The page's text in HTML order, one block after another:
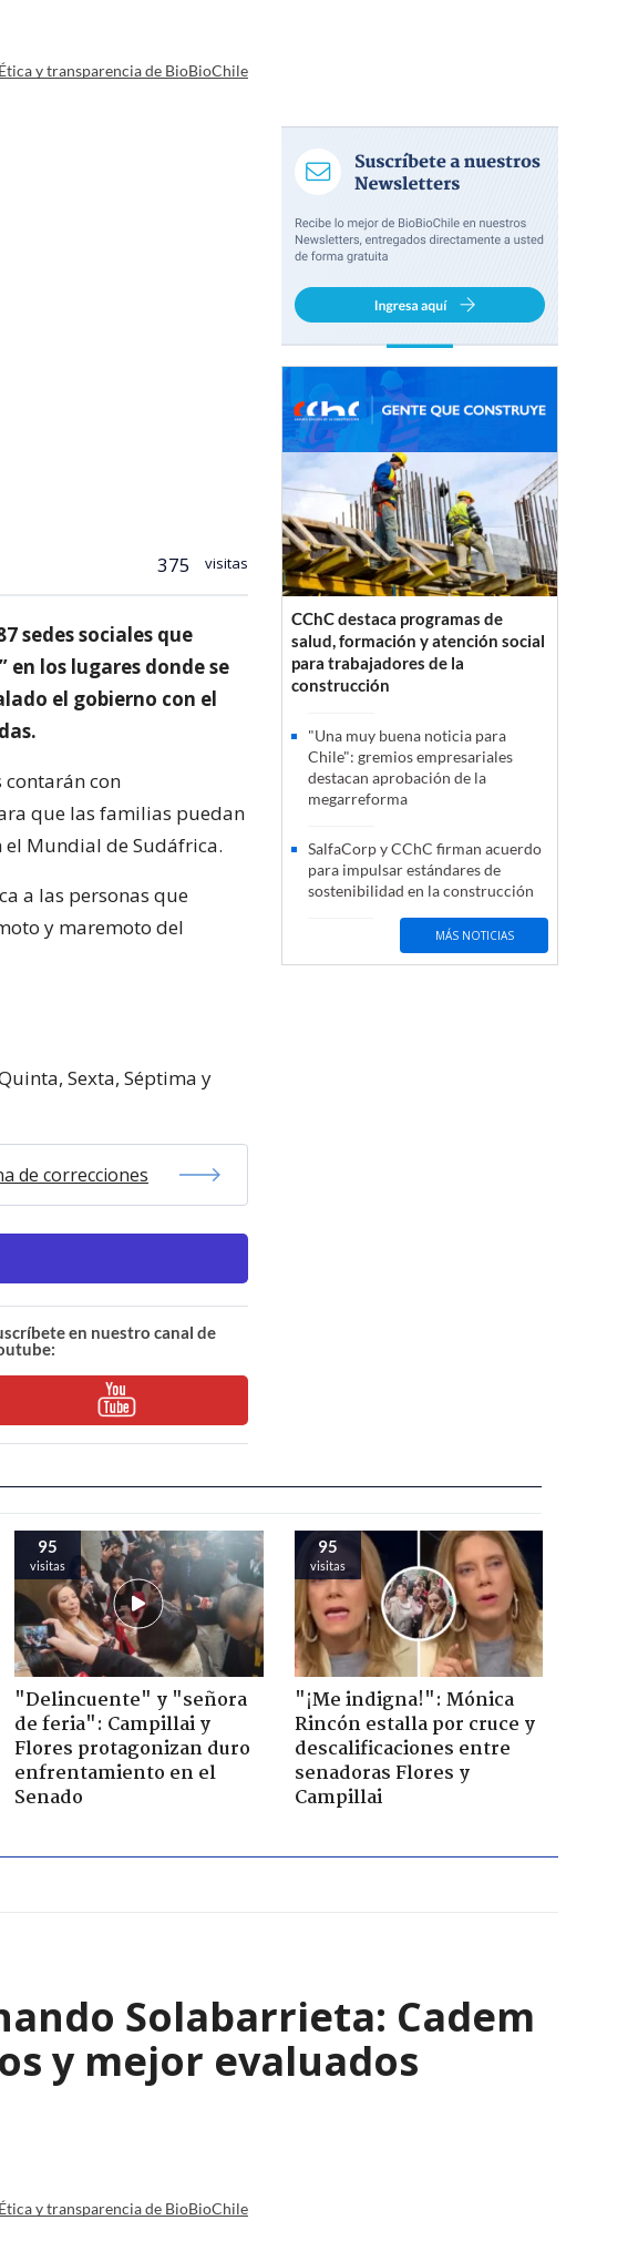
Ética y transparencia de BioBioChile
375 visitas
sedes sociales que
en los lugares donde se
el gobierno con el
contarán con
que las familias puedan
el Mundial de Sudáfrica.
a las personas que
y maremoto del
Sexta, Séptima y
de correcciones
en nuestro canal de
CChC destaca programas de
salud, formación y atención social
para trabajadores de la
construcción
"Una muy buena noticia para
Chile": gremios empresariales
destacan aprobación de la
megarreforma
SalfaCorp y CChC firman acuerdo
para impulsar estándares de
sostenibilidad en la construcción
MÁS NOTICIAS
95
visitas
"Delincuente" y "señora
de feria": Campillai y
Flores protagonizan duro
enfrentamiento en el
Senado
95
visitas
"¡Me indigna!": Mónica
Rincón estalla por cruce y
descalificaciones entre
senadoras Flores y
Campillai
Solabarrieta: Cadem
y mejor evaluados
Ética y transparencia de BioBioChile